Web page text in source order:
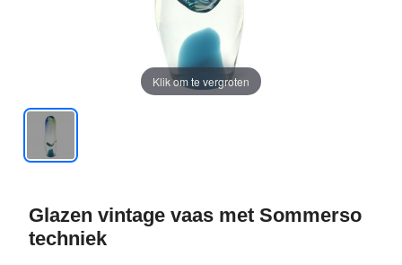
Klik om te vergroten
Glazen vintage vaas met Sommerso
techniek